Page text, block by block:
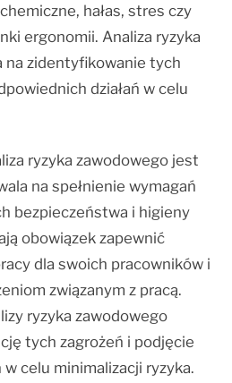
hałas, stres czy
ergonomii. Analiza ryzyka
na zidentyfikowanie tych
działań w celu
ryzyka zawodowego jest
na spełnienie wymagań
bezpieczeństwa i higieny
obowiązek zapewnić
dla swoich pracowników i
związanym z pracą.
ryzyka zawodowego
tych zagrożeń i podjęcie
celu minimalizacji ryzyka.